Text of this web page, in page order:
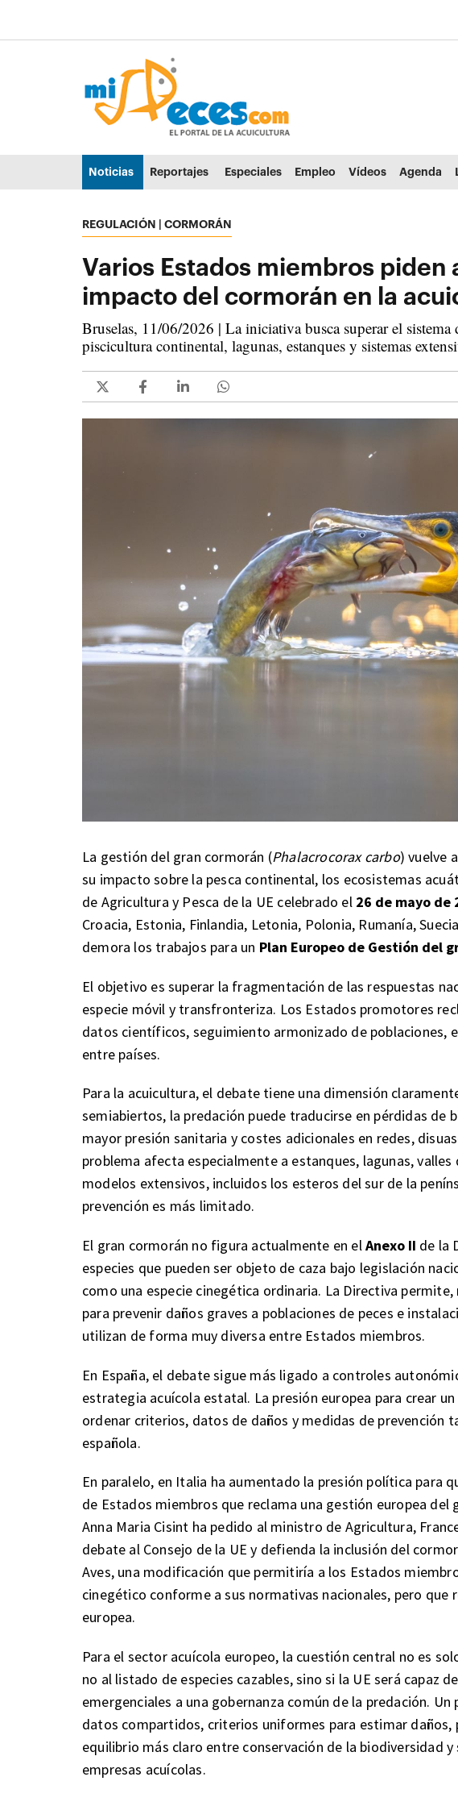
Ir al menú principal (alt + u)
Noticias Reportajes Especiales Empleo Vídeos Agenda
REGULACIÓN | CORMORÁN
Varios Estados miembros piden
impacto del cormorán en la
Bruselas, 11/06/2026 | La iniciativa busca superar el
piscicultura continental, lagunas, estanques y sistemas
La gestión del gran cormorán (Phalacrocorax carbo) vuelve
su impacto sobre la pesca continental, los ecosistemas
de Agricultura y Pesca de la UE celebrado el 26 de mayo de
Croacia, Estonia, Finlandia, Letonia, Polonia, Rumanía,
demora los trabajos para un Plan Europeo de Gestión del
El objetivo es superar la fragmentación de las respuestas
especie móvil y transfronteriza. Los Estados promotores
datos científicos, seguimiento armonizado de poblaciones,
entre países.
Para la acuicultura, el debate tiene una dimensión
semiabiertos, la predación puede traducirse en pérdidas de
mayor presión sanitaria y costes adicionales en redes,
problema afecta especialmente a estanques, lagunas,
modelos extensivos, incluidos los esteros del sur de la
prevención es más limitado.
El gran cormorán no figura actualmente en elAnexo II de la
especies que pueden ser objeto de caza bajo legislación
como una especie cinegética ordinaria. La Directiva
para prevenir daños graves a poblaciones de peces e
utilizan de forma muy diversa entre Estados miembros.
En España, el debate sigue más ligado a controles
estrategia acuícola estatal. La presión europea para crear
ordenar criterios, datos de daños y medidas de prevención
española.
En paralelo, en Italia ha aumentado la presión política para
de Estados miembros que reclama una gestión europea del
Anna Maria Cisint ha pedido al ministro de Agricultura,
debate al Consejo de la UE y defienda la inclusión del
Aves, una modificación que permitiría a los Estados
cinegético conforme a sus normativas nacionales, pero
europea.
Para el sector acuícola europeo, la cuestión central no es
no al listado de especies cazables, sino si la UE será capaz
emergenciales a una gobernanza común de la predación.
datos compartidos, criterios uniformes para estimar daños,
equilibrio más claro entre conservación de la biodiversidad
empresas acuícolas.